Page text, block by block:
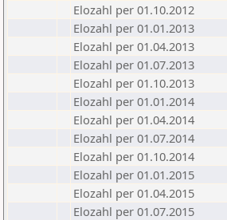
Elozahl per 01.10.2012
Elozahl per 01.01.2013
Elozahl per 01.04.2013
Elozahl per 01.07.2013
Elozahl per 01.10.2013
Elozahl per 01.01.2014
Elozahl per 01.04.2014
Elozahl per 01.07.2014
Elozahl per 01.10.2014
Elozahl per 01.01.2015
Elozahl per 01.04.2015
Elozahl per 01.07.2015